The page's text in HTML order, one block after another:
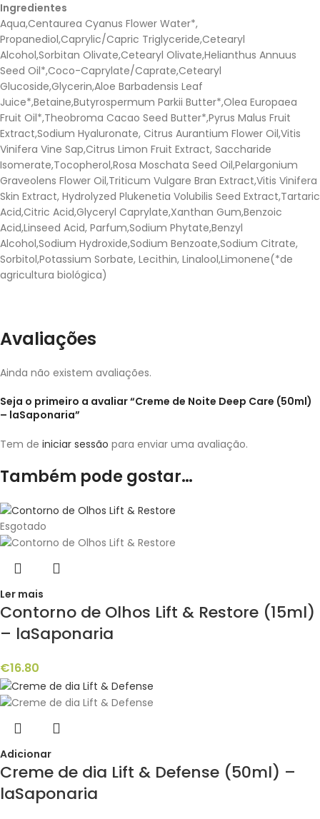
Ingredientes
Aqua,Centaurea Cyanus Flower Water*,
Propanediol,Caprylic/Capric Triglyceride,Cetearyl
Alcohol,Sorbitan Olivate,Cetearyl Olivate,Helianthus Annuus
Seed Oil*,Coco-Caprylate/Caprate,Cetearyl
Glucoside,Glycerin,Aloe Barbadensis Leaf
Juice*,Betaine,Butyrospermum Parkii Butter*,Olea Europaea
Fruit Oil*,Theobroma Cacao Seed Butter*,Pyrus Malus Fruit
Extract,Sodium Hyaluronate, Citrus Aurantium Flower Oil,Vitis
Vinifera Vine Sap,Citrus Limon Fruit Extract, Saccharide
Isomerate,Tocopherol,Rosa Moschata Seed Oil,Pelargonium
Graveolens Flower Oil,Triticum Vulgare Bran Extract,Vitis Vinifera
Skin Extract, Hydrolyzed Plukenetia Volubilis Seed Extract,Tartaric
Acid,Citric Acid,Glyceryl Caprylate,Xanthan Gum,Benzoic
Acid,Linseed Acid, Parfum,Sodium Phytate,Benzyl
Alcohol,Sodium Hydroxide,Sodium Benzoate,Sodium Citrate,
Sorbitol,Potassium Sorbate, Lecithin, Linalool,Limonene(*de
agricultura biológica)
Avaliações
Ainda não existem avaliações.
Seja o primeiro a avaliar “Creme de Noite Deep Care (50ml)
– laSaponaria”
Tem de iniciar sessão para enviar uma avaliação.
Também pode gostar…
Esgotado
Ler mais
Contorno de Olhos Lift & Restore (15ml)
– laSaponaria
€16.80
Adicionar
Creme de dia Lift & Defense (50ml) –
laSaponaria